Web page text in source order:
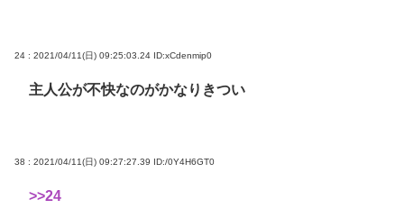
24 : 2021/04/11(日) 09:25:03.24 ID:xCdenmip0
主人公が不快なのがかなりきつい
38 : 2021/04/11(日) 09:27:27.39 ID:/0Y4H6GT0
>>24